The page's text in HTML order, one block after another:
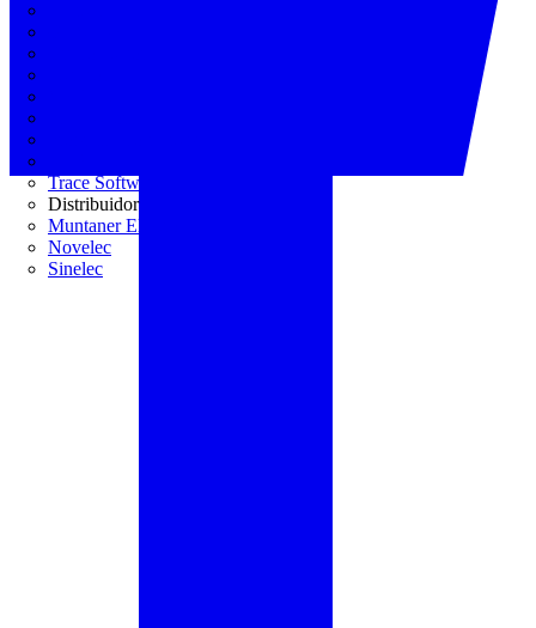
Trace Software
Distribuidor
Muntaner Electro
Novelec
Sinelec